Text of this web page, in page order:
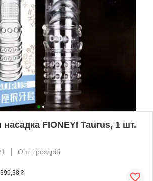
FIONEYI Taurus, 1 шт.
Опт і роздріб
399,38 ₴